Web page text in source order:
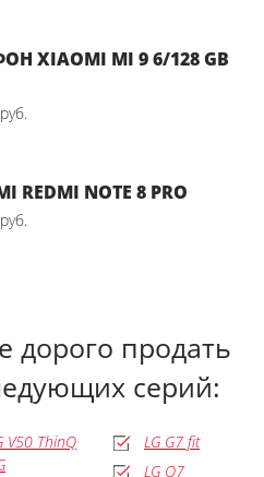
XIAOMI MI 9 6/128 GB
REDMI NOTE 8 PRO
дорого продать
серий:
V50 ThinQ
LG G7 fit
LG Q7